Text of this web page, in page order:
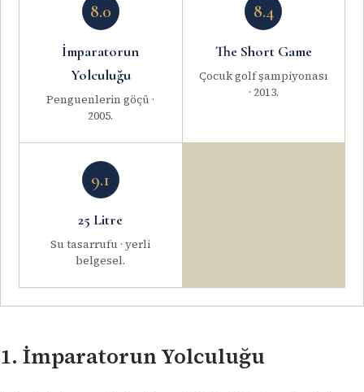
8.0
İmparatorun
Yolculuğu
Penguenlerin göçü ·
2005.
8.4
The Short Game
Çocuk golf şampiyonası
· 2013.
9.1
25 Litre
Su tasarrufu · yerli
belgesel.
1. İmparatorun Yolculuğu